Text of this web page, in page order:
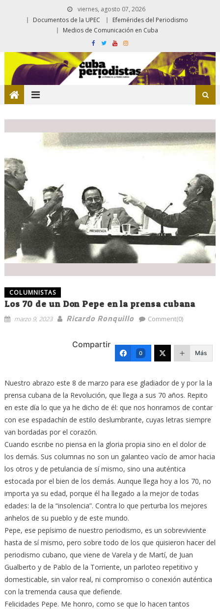
viernes, agosto 07, 2026
Documentos de la UPEC
Efemérides del Periodismo
Medios de Comunicación en Cuba
COLUMNISTAS
Los 70 de un Don Pepe en la prensa cubana
marzo 9, 2023 Ricardo Ronquillo Comment(0)
Compartir
0 Más
Nuestro abrazo este 8 de marzo para ese gladiador de y por la la
prensa cubana de la Revolución, que llega a sus 70 años. Repito
en este día lo que ya he dicho de él: que nos honramos de contar
con ese espadachín de estilo deslumbrante, cuyas letras siempre
van bordadas por el corazón.
Cuando escribe no piensa en la gloria propia sino en el dolor de
los demás. Sus columnas no son un galanteo vacío de amor hacia
los otros y de petulancia de sí mismo, sino una auténtica
estocada por el bien de los demás. Aunque llega hoy a los 70, no
importa ya su edad, porque él ha llegado a la mejor de todas
edades: la de la “insolencia”. Contra lo que perturba los mejores
anhelos de su pueblo y de este mundo.
Pepe, ese pepísimo de nuestro periodismo, es un sobreviviente
hasta de sí mismo, pero sobre todo de los que quisieron hacer del
periodismo cubano, que viene de Varela y de Martí, de Juan
Gualberto y de Pablo de la Torriente, un parloteo repetitivo y
domesticable, sin valor real, ni compromiso o conexión auténtica
con la tremenda causa que defiende.
Felicidades Pepe. Me honro, como se que lo hacen tantos